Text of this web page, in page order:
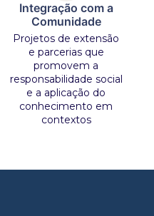
Integração com a
Comunidade
Projetos de extensão
e parcerias que
promovem a
responsabilidade social
e a aplicação do
conhecimento em
contextos